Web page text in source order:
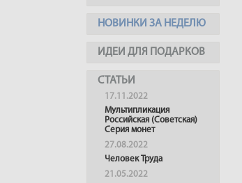
НОВИНКИ ЗА НЕДЕЛЮ
ИДЕИ ДЛЯ ПОДАРКОВ
СТАТЬИ
17.11.2022
Мультипликация
Российская (Советская)
Серия монет
27.08.2022
Человек Труда
21.05.2022